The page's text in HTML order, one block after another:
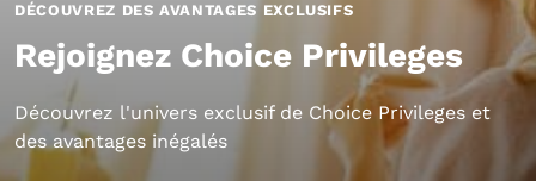
DÉCOUVREZ DES AVANTAGES EXCLUSIFS
Rejoignez Choice Privileges
Découvrez l'univers exclusif de Choice Privileges et
des avantages inégalés